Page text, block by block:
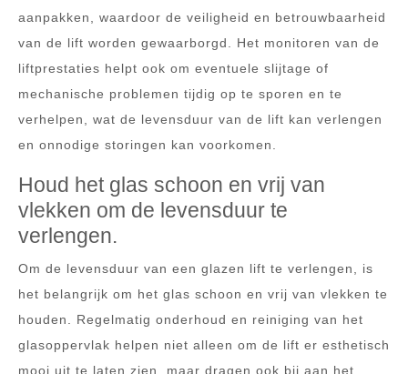
aanpakken, waardoor de veiligheid en betrouwbaarheid
van de lift worden gewaarborgd. Het monitoren van de
liftprestaties helpt ook om eventuele slijtage of
mechanische problemen tijdig op te sporen en te
verhelpen, wat de levensduur van de lift kan verlengen
en onnodige storingen kan voorkomen.
Houd het glas schoon en vrij van
vlekken om de levensduur te
verlengen.
Om de levensduur van een glazen lift te verlengen, is
het belangrijk om het glas schoon en vrij van vlekken te
houden. Regelmatig onderhoud en reiniging van het
glasoppervlak helpen niet alleen om de lift er esthetisch
mooi uit te laten zien, maar dragen ook bij aan het